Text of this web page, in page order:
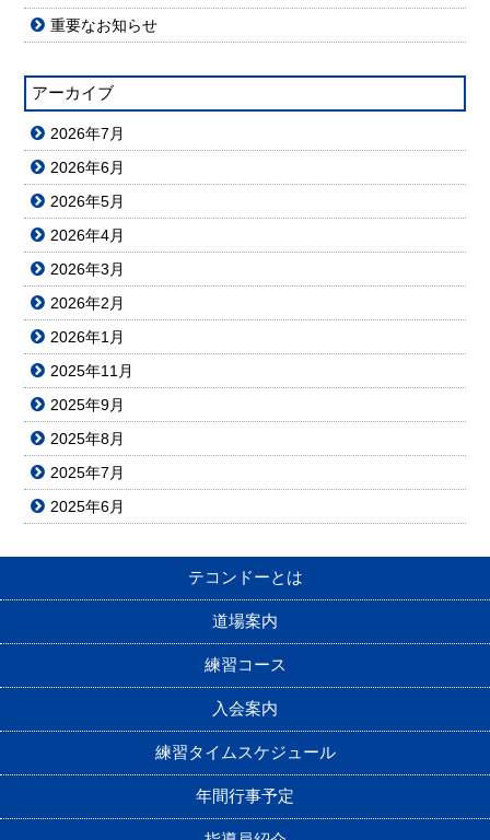
重要なお知らせ
アーカイブ
2026年7月
2026年6月
2026年5月
2026年4月
2026年3月
2026年2月
2026年1月
2025年11月
2025年9月
2025年8月
2025年7月
2025年6月
テコンドーとは
道場案内
練習コース
入会案内
練習タイムスケジュール
年間行事予定